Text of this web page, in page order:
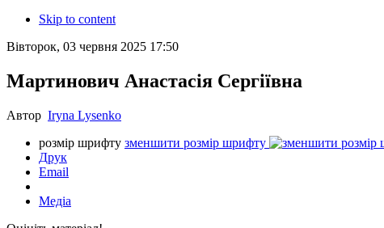
Skip to content
Вівторок, 03 червня 2025 17:50
Мартинович Анастасія Сергіївна
Автор Iryna Lysenko
розмір шрифту зменшити розмір шрифту
Друк
Email
Медіа